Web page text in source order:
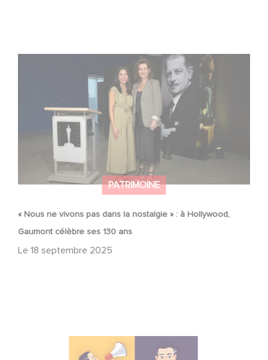
PATRIMOINE
« Nous ne vivons pas dans la nostalgie » : à Hollywood,
Gaumont célèbre ses 130 ans
Le 18 septembre 2025
« Nous ne vivons pas dans la nostalgie » : à Hollywood,
Gaumont célèbre ses 130 ans
"Alice et Léon font leur cinéma"